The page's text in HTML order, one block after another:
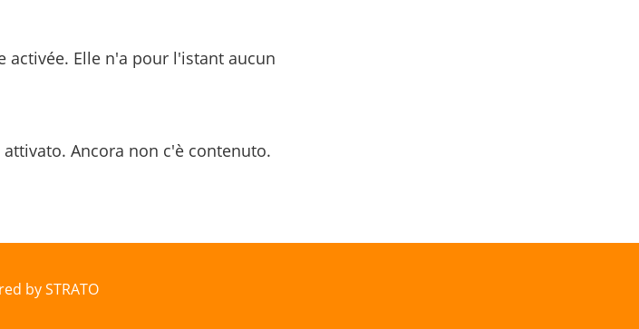
activée. Elle n'a pour l'istant aucun
Ancora non c'è contenuto.
by STRATO